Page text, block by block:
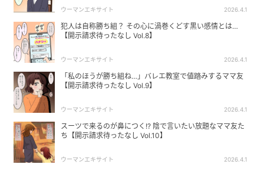
ウーマンエキサイト 2026.4.1
犯人は自称勝ち組？ その心に渦巻くどす黒い感情とは…
【開示請求待ったなし Vol.8】
ウーマンエキサイト 2026.4.1
「私のほうが勝ち組ね…」バレエ教室で値踏みするママ友
【開示請求待ったなし Vol.9】
ウーマンエキサイト 2026.4.1
スーツで来るのが鼻につく!? 陰で言いたい放題なママ友た
ち【開示請求待ったなし Vol.10】
ウーマンエキサイト 2026.4.1